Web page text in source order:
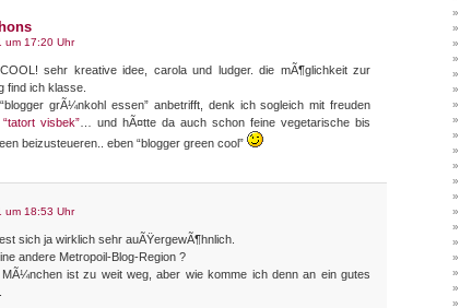
um 17:20 Uhr
sehr kreative idee, carola und ludger. die mÃ¶glichkeit zur
find ich klasse.
grÃ¼nkohl essen” anbetrifft, denk ich sogleich mit freuden
“tatort visbek” … und hÃ¤tte da auch schon feine vegetarische bis
beizusteueren.. eben “blogger green cool”
um 18:53 Uhr
sich ja wirklich sehr auÃŸergewÃ¶hnlich.
andere Metropoil-Blog-Region ?
ist zu weit weg, aber wie komme ich denn an ein gutes